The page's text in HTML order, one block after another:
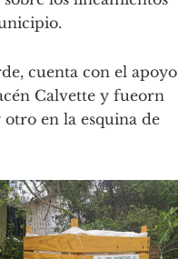
cuenta con el apoyo
Calvette y fueorn
en la esquina de